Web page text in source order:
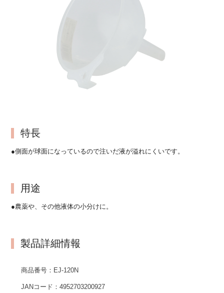
特長
●側面が球面になっているので注いだ液が溢れにくいです。
用途
●農薬や、その他液体の小分けに。
製品詳細情報
商品番号： EJ-120N
JANコード：4952703200927